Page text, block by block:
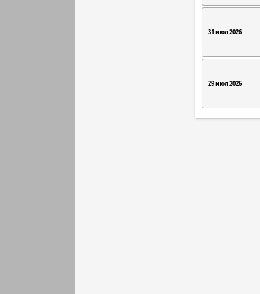
31 июл 2026
29 июл 2026